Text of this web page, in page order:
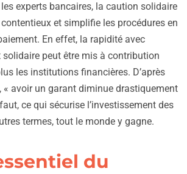
experts bancaires, la caution solidaire
et simplifie les procédures en
En effet, la rapidité avec
solidaire peut être mis à contribution
les institutions financières. D’après
, « avoir un garant diminue drastiquement
ce qui sécurise l’investissement des
termes, tout le monde y gagne.
du